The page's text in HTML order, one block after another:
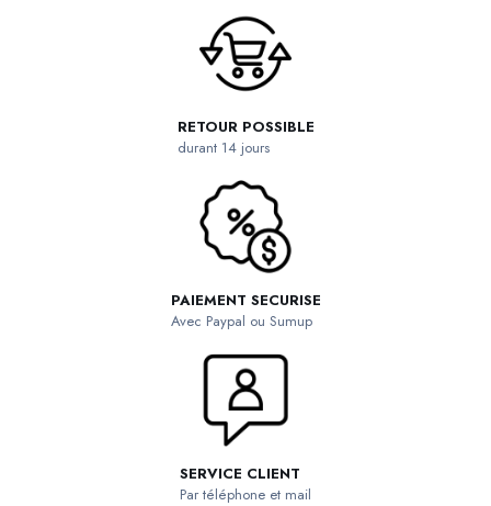
RETOUR POSSIBLE
durant 14 jours
PAIEMENT SECURISE
Avec Paypal ou Sumup
SERVICE CLIENT
Par téléphone et mail